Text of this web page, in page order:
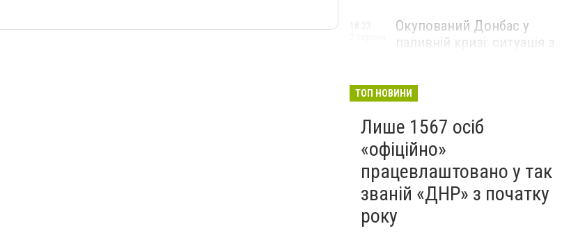
Окупований Донбас у
паливній кризі: ситуація з
ТОП НОВИНИ
Лише 1567 осіб
«офіційно»
працевлаштовано у так
званій «ДНР» з початку
року